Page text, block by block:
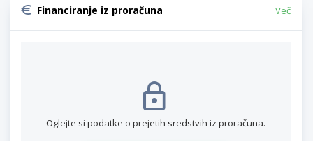
Financiranje iz proračuna Več
Oglejte si podatke o prejetih sredstvih iz proračuna.